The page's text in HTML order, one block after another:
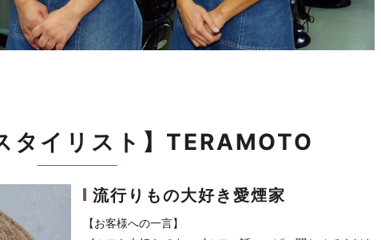
タイリスト】TERAMOTO
流行りもの大好き愛煙家
【お客様への一言】